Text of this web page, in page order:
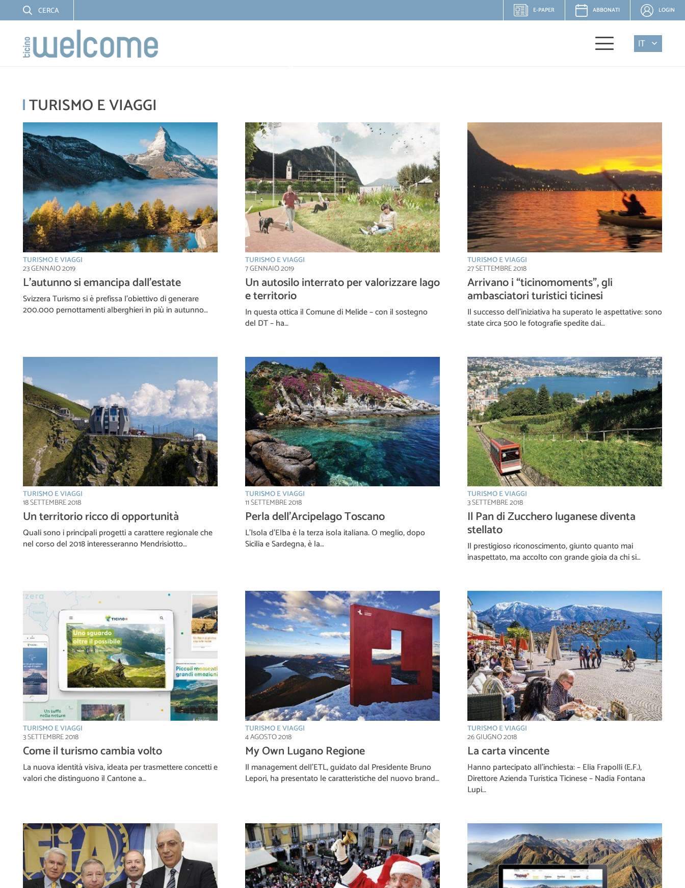
E-PAPER ABBONATI LOGIN
IT
TURISMO E VIAGGI
TURISMO E VIAGGI
23 GENNAIO 2019
L’autunno si emancipa dall’estate
Svizzera Turismo si è prefissa l’obiettivo di generare
200.000 pernottamenti alberghieri in più in autunno…
TURISMO E VIAGGI
7 GENNAIO 2019
Un autosilo interrato per valorizzare lago
e territorio
In questa ottica il Comune di Melide – con il sostegno
del DT – ha…
TURISMO E VIAGGI
27 SETTEMBRE 2018
Arrivano i “ticinomoments”, gli
ambasciatori turistici ticinesi
Il successo dell’iniziativa ha superato le aspettative: sono
state circa 500 le fotografie spedite dai…
TURISMO E VIAGGI
18 SETTEMBRE 2018
Un territorio ricco di opportunità
Quali sono i principali progetti a carattere regionale che
nel corso del 2018 interesseranno Mendrisiotto…
TURISMO E VIAGGI
11 SETTEMBRE 2018
Perla dell’Arcipelago Toscano
L’Isola d’Elba è la terza isola italiana. O meglio, dopo
Sicilia e Sardegna, è la…
TURISMO E VIAGGI
3 SETTEMBRE 2018
Il Pan di Zucchero luganese diventa
stellato
Il prestigioso riconoscimento, giunto quanto mai
inaspettato, ma accolto con grande gioia da chi si…
TURISMO E VIAGGI
3 SETTEMBRE 2018
Come il turismo cambia volto
La nuova identità visiva, ideata per trasmettere concetti e
valori che distinguono il Cantone a…
TURISMO E VIAGGI
4 AGOSTO 2018
My Own Lugano Regione
Il management dell’ETL, guidato dal Presidente Bruno
Lepori, ha presentato le caratteristiche del nuovo brand…
TURISMO E VIAGGI
26 GIUGNO 2018
La carta vincente
Hanno partecipato all’inchiesta: – Elia Frapolli (E.F.),
Direttore Azienda Turistica Ticinese – Nadia Fontana
Lupi…